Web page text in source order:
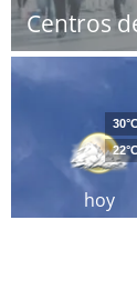
Centros
hoy